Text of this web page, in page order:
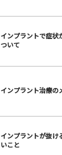
インプラントで症状
ついて
インプラント治療の
インプラントが抜け
いこと